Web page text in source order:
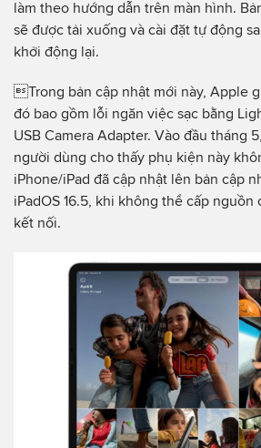
làm theo hướng dẫn trên màn hình.
sẽ được tải xuống và cài đặt tự động
khởi động lại.
Trong bản cập nhật mới này, Apple
đó bao gồm lỗi ngăn việc sạc bằng
USB Camera Adapter. Vào đầu tháng
người dùng cho thấy phụ kiện này
iPhone/iPad đã cập nhật lên bản cập
iPadOS 16.5, khi không thể cấp
kết nối.